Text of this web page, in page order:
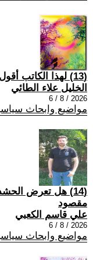
(13) لهذا الكاتب أقول: خفف السرعة أمامك مُنعطف
الخليل علاء الطائي
2026 / 8 / 6
مواضيع وابحاث
(14) هل تعرض
مقصود
علي قاسم الكعبي
2026 / 8 / 6
مواضيع وابحاث